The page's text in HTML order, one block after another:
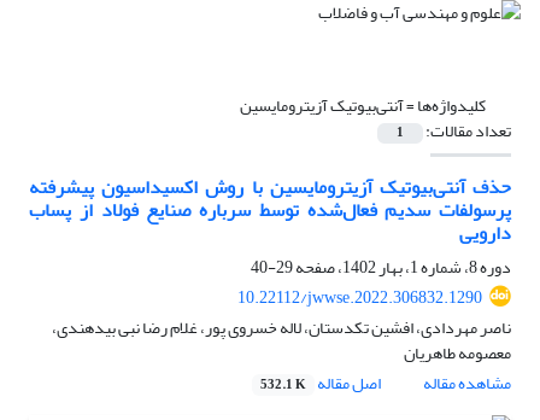
کلیدواژه‌ها =آنتی‌بیوتیک‌ آزیترومایسین
تعداد مقالات: 1
حذف آنتی‌بیوتیک‌ آزیترومایسین با روش اکسیداسیون پیشرفته
پرسولفات سدیم فعال‌شده توسط سرباره صنایع فولاد از پساب
دارویی
دوره 8، شماره 1، بهار 1402، صفحه
29-40
10.22112/jwwse.2022.306832.1290
ناصر مهردادی، افشین تکدستان، لاله خسروی پور، غلام رضا نبی بیدهندی،
معصومه طاهریان
مشاهده مقاله
اصل مقاله 532.1 K